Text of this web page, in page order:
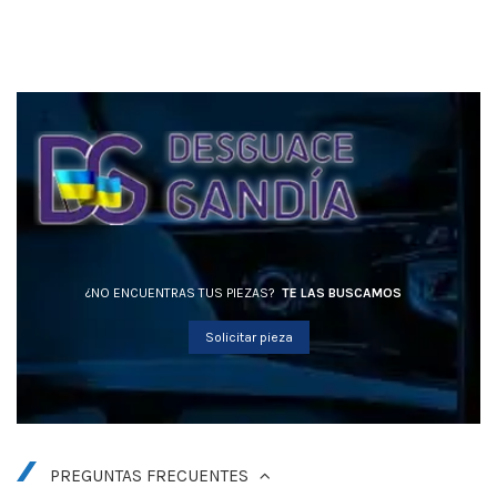
¿NO ENCUENTRAS TUS PIEZAS? TE LAS BUSCAMOS
Solicitar pieza
PREGUNTAS FRECUENTES